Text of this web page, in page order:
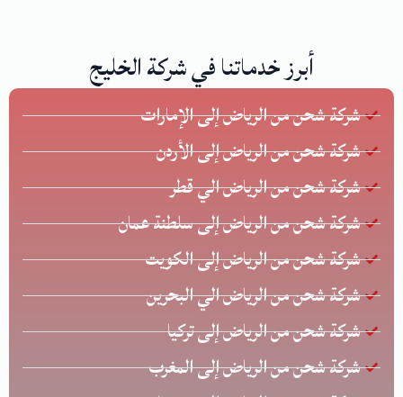
أبرز خدماتنا في شركة الخليج
شركة شحن من الرياض إلى الإمارات
شركة شحن من الرياض إلى الأردن
شركة شحن من الرياض الي قطر
شركة شحن من الرياض إلى سلطنة عمان
شركة شحن من الرياض إلى الكويت
شركة شحن من الرياض الي البحرين
شركة شحن من الرياض إلى تركيا
شركة شحن من الرياض إلى المغرب